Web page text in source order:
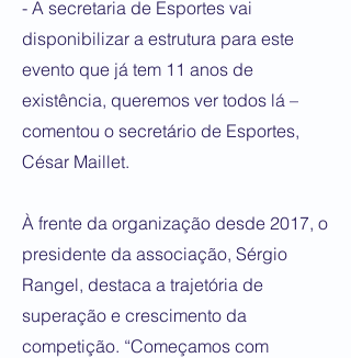
- A secretaria de Esportes vai
disponibilizar a estrutura para este
evento que já tem 11 anos de
existência, queremos ver todos lá –
comentou o secretário de Esportes,
César Maillet.
À frente da organização desde 2017, o
presidente da associação, Sérgio
Rangel, destaca a trajetória de
superação e crescimento da
competição. “Começamos com